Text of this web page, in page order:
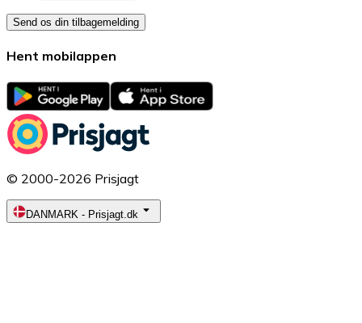
Send os din tilbagemelding
Hent mobilappen
© 2000-2026 Prisjagt
DANMARK - Prisjagt.dk